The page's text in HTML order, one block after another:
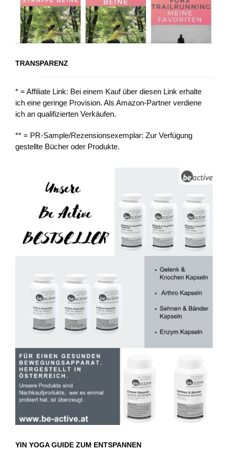
TRANSPARENZ
* = Affiliate Link: Bei einem Kauf über diesen Link erhalte
ich eine geringe Provision. Als Amazon-Partner verdiene
ich an qualifizierten Verkäufen.
** = PR-Sample/Rezensionsexemplar: Zur Verfügung
gestellte Bücher oder Produkte.
YIN YOGA GUIDE ZUM ENTSPANNEN